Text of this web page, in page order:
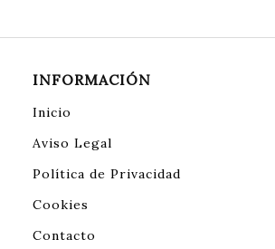
INFORMACIÓN
Inicio
Aviso Legal
Política de Privacidad
Cookies
Contacto